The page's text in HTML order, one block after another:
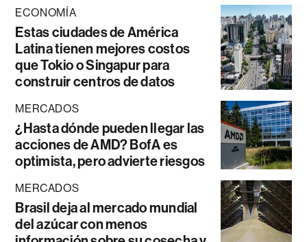
ECONOMÍA
Estas ciudades de América
Latina tienen mejores costos
que Tokio o Singapur para
construir centros de datos
MERCADOS
¿Hasta dónde pueden llegar las
acciones de AMD? BofA es
optimista, pero advierte riesgos
MERCADOS
Brasil deja al mercado mundial
del azúcar con menos